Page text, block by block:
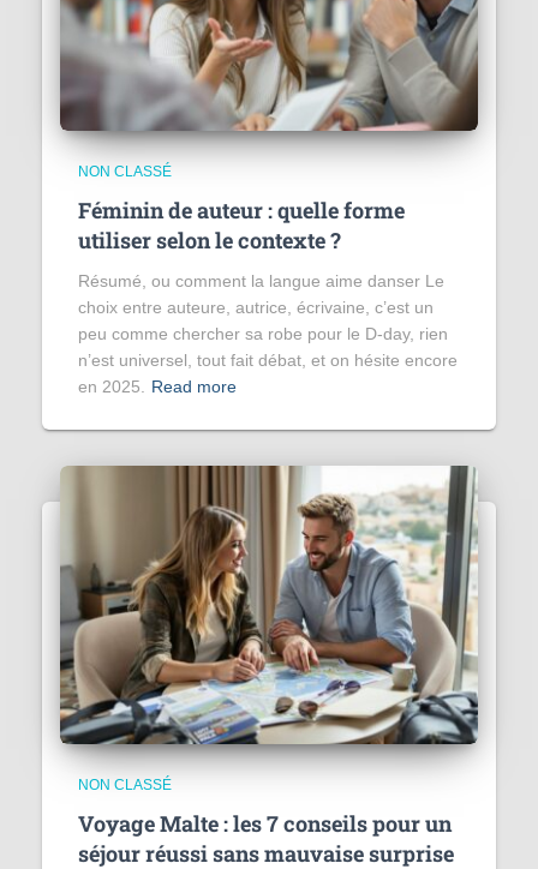
NON CLASSÉ
Féminin de auteur : quelle forme
utiliser selon le contexte ?
Résumé, ou comment la langue aime danser Le
choix entre auteure, autrice, écrivaine, c’est un
peu comme chercher sa robe pour le D-day, rien
n’est universel, tout fait débat, et on hésite encore
en 2025.
Read more
NON CLASSÉ
Voyage Malte : les 7 conseils pour un
séjour réussi sans mauvaise surprise